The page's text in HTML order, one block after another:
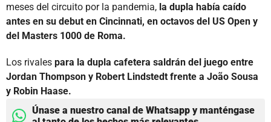
meses del circuito por la pandemia, la dupla había caído
antes en su debut en Cincinnati, en octavos del US Open y
del Masters 1000 de Roma.
Los rivales para la dupla cafetera saldrán del juego entre
Jordan Thompson y Robert Lindstedt frente a João Sousa
y Robin Haase.
Únase a nuestro canal de Whatsapp y manténgase